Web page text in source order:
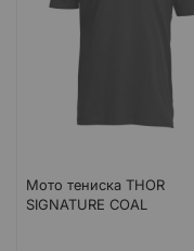
Мото тениска THOR
SIGNATURE COAL